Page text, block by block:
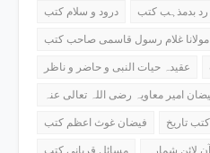
درود و سلام کتب
رد بدمذہب کتب
غلام رسول قاسمی صاحب کتب
عقیدہ حیات النبی و حاضر و ناظر
امیر معاویہ رضی اللہ تعالی عنہ
فیضان غوث اعظم کتب
کتب تاریخ
مسائل قربانی کتب
لائن شمارہ